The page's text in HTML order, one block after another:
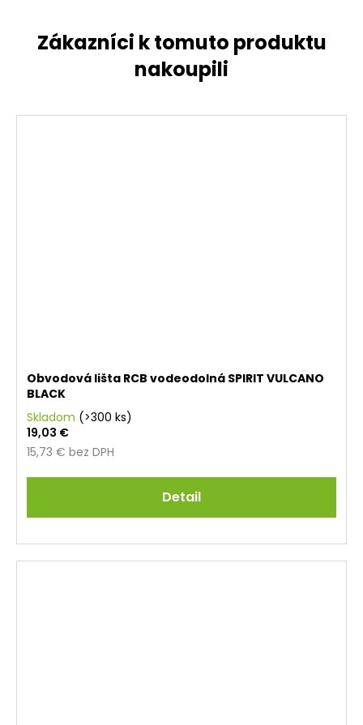
Obvodová lišta RCB vodeodolná SPIRIT VULCANO
BLACK
Skladom (>300 ks)
15,73 € bez DPH
19,03 €
Detail